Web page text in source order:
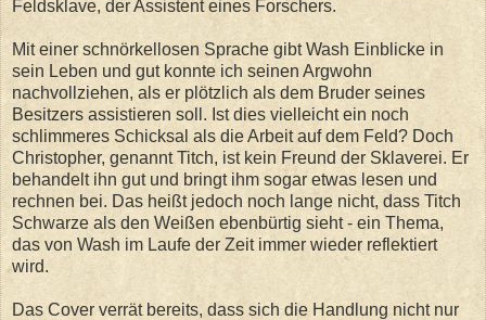
Feldsklave, der Assistent eines Forschers.
Mit einer schnörkellosen Sprache gibt Wash Einblicke in
sein Leben und gut konnte ich seinen Argwohn
nachvollziehen, als er plötzlich als dem Bruder seines
Besitzers assistieren soll. Ist dies vielleicht ein noch
schlimmeres Schicksal als die Arbeit auf dem Feld? Doch
Christopher, genannt Titch, ist kein Freund der Sklaverei. Er
behandelt ihn gut und bringt ihm sogar etwas lesen und
rechnen bei. Das heißt jedoch noch lange nicht, dass Titch
Schwarze als den Weißen ebenbürtig sieht - ein Thema,
das von Wash im Laufe der Zeit immer wieder reflektiert
wird.
Das Cover verrät bereits, dass sich die Handlung nicht nur